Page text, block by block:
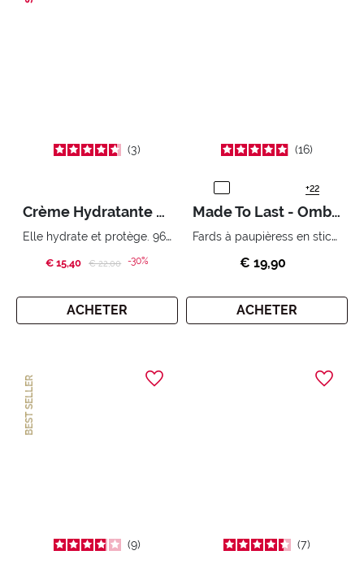
3
Crème Hydratante Prébiotique Skin Rehab
Elle hydrate et protège. 96 % d’ingrédients d’origine naturelle
€ 15,40 Price reduced from
€ 22,00to-30%
ACHETER
16
+22
Made To Last - Ombre à Paupières en Stick
Fards à paupièress en stick tenue extrême.
€ 19,90
ACHETER
BEST SELLER
9 7